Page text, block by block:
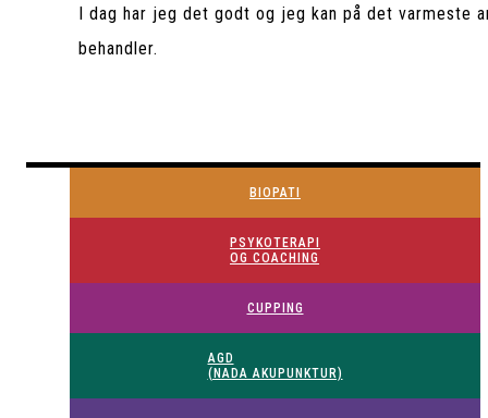
BIOPATI
PSYKOTERAPI
OG COACHING
CUPPING
AGD
(NADA AKUPUNKTUR)
I dag har jeg det godt og jeg kan på det varmeste
behandler.